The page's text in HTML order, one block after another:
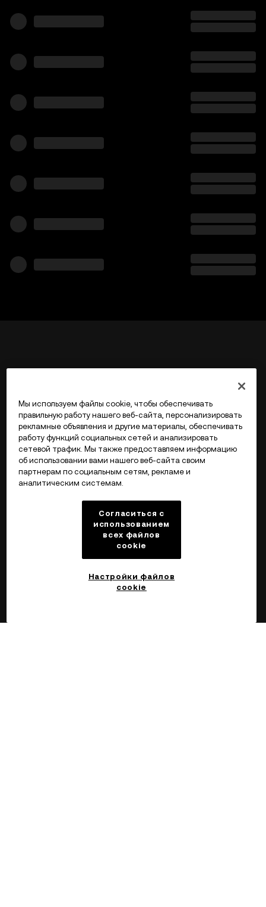
Мы используем файлы cookie, чтобы обеспечивать
правильную работу нашего веб-сайта, персонализировать
рекламные объявления и другие материалы, обеспечивать
работу функций социальных сетей и анализировать
сетевой трафик. Мы также предоставляем информацию
об использовании вами нашего веб-сайта своим
партнерам по социальным сетям, рекламе и
аналитическим системам.
Согласиться с
использованием
всех файлов
cookie
Настройки файлов
cookie